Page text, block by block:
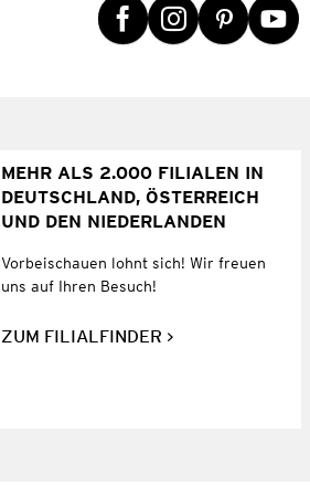
MEHR ALS 2.000 FILIALEN IN
DEUTSCHLAND, ÖSTERREICH
UND DEN NIEDERLANDEN
Vorbeischauen lohnt sich! Wir freuen
uns auf Ihren Besuch!
ZUM FILIALFINDER